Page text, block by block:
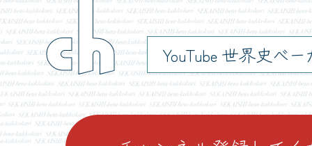
YouTube 世界史べ
ch